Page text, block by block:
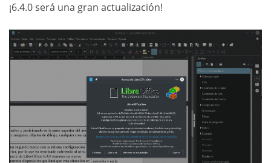
¡6.4.0 será una gran actualización!